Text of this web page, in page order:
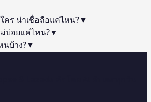
คร น่าเชื่อถือแค่ไหน?▼
บ่อยแค่ไหน?▼
บ้าง?▼